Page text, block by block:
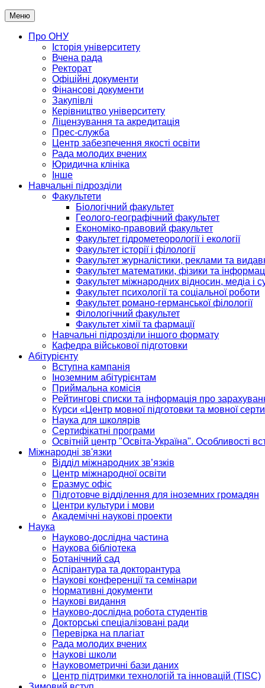
Меню
Про ОНУ
Історія університету
Вчена рада
Ректорат
Офіційні документи
Фінансові документи
Закупівлі
Керівництво університету
Ліцензування та акредитація
Прес-служба
Центр забезпечення якості освіти
Рада молодих вчених
Юридична клініка
Інше
Навчальні підрозділи
Факультети
Біологічний факультет
Геолого-географічний факультет
Економіко-правовий факультет
Факультет гідрометеорології і екології
Факультет історії і філології
Факультет журналістики, реклами та
Факультет математики, фізики та
Факультет міжнародних відносин, медіа і
Факультет психології та соціальної роботи
Факультет романо-германської філології
Філологічний факультет
Факультет хімії та фармації
Навчальні підрозділи іншого формату
Кафедра військової підготовки
Абітурієнту
Вступна кампанія
Іноземним абітурієнтам
Приймальна комісія
Рейтингові списки та інформація про
Курси «Центр мовної підготовки та мовної
Наука для школярів
Сертифікатні програми
Освітній центр "Освіта-Україна". Особливості
Міжнародні зв'язки
Відділ міжнародних зв’язків
Центр міжнародної освіти
Еразмус офіс
Підготовче відділення для іноземних громадян
Центри культури і мови
Академічні наукові проекти
Наука
Науково-дослідна частина
Наукова бібліотека
Ботанічний сад
Аспірантура та докторантура
Наукові конференції та семінари
Нормативні документи
Наукові видання
Науково-дослідна робота студентів
Докторські спеціалізовані ради
Перевірка на плагіат
Рада молодих вчених
Наукові школи
Науковометричні бази даних
Центр підтримки технологій та інновацій (TISC)